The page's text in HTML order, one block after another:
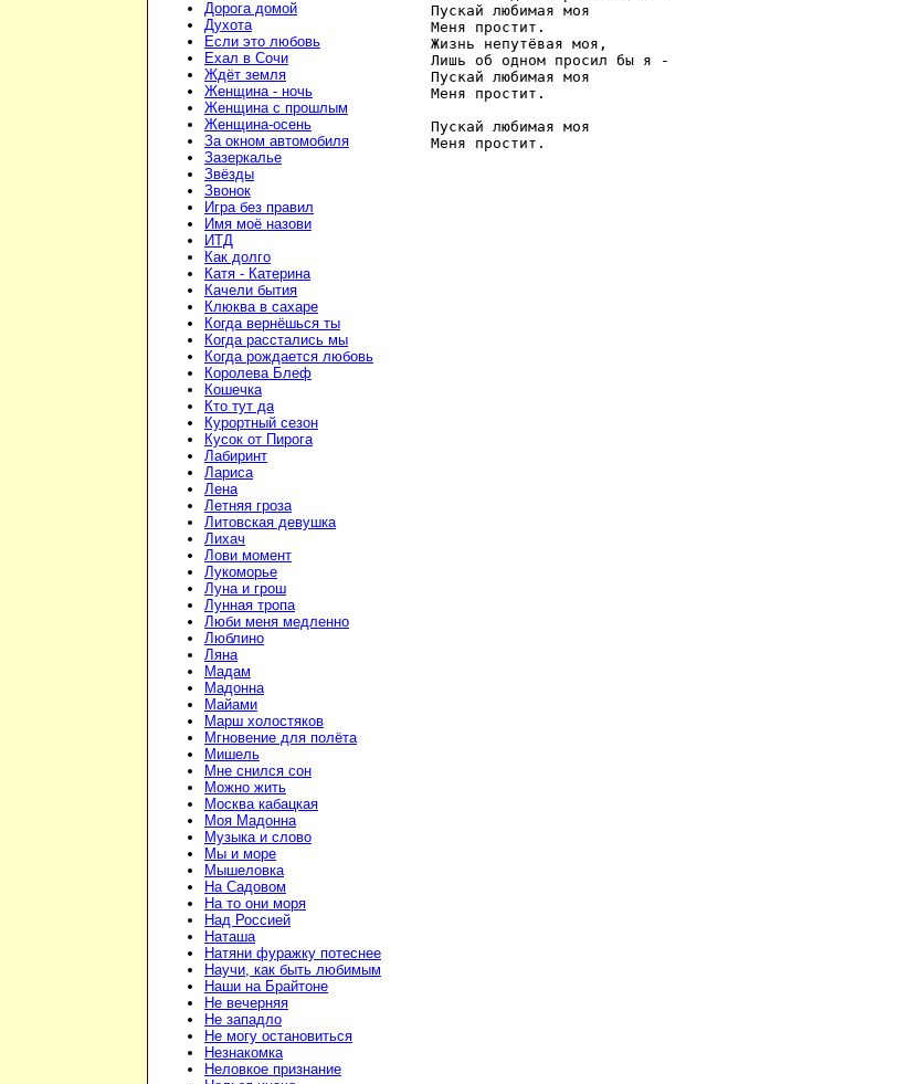
Дорога домой
Духота
Если это любовь
Ехал в Сочи
Ждёт земля
Женщина - ночь
Женщина с прошлым
Женщина-осень
За окном автомобиля
Зазеркалье
Звёзды
Звонок
Игра без правил
Имя моё назови
ИТД
Как долго
Катя - Катерина
Качели бытия
Клюква в сахаре
Когда вернёшься ты
Когда расстались мы
Когда рождается любовь
Королева Блеф
Кошечка
Кто тут да
Курортный сезон
Кусок от Пирога
Лабиринт
Лариса
Лена
Летняя гроза
Литовская девушка
Лихач
Лови момент
Лукоморье
Луна и грош
Лунная тропа
Люби меня медленно
Люблино
Ляна
Мадам
Мадонна
Майами
Марш холостяков
Мгновение для полёта
Мишель
Мне снился сон
Можно жить
Москва кабацкая
Моя Мадонна
Музыка и слово
Мы и море
Мышеловка
На Садовом
На то они моря
Над Россией
Наташа
Натяни фуражку потеснее
Научи, как быть любимым
Наши на Брайтоне
Не вечерняя
Не западло
Не могу остановиться
Незнакомка
Неловкое признание
Пускай любимая моя
Меня простит.
Жизнь непутёвая моя,
Лишь об одном просил бы я -
Пускай любимая моя
Меня простит.
Пускай любимая моя
Меня простит.